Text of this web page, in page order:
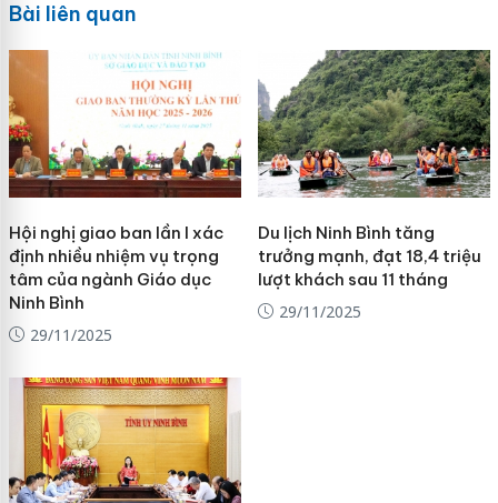
Bài liên quan
Hội nghị giao ban lần I xác
định nhiều nhiệm vụ trọng
tâm của ngành Giáo dục
Ninh Bình
29/11/2025
Du lịch Ninh Bình tăng
trưởng mạnh, đạt 18,4 triệu
lượt khách sau 11 tháng
29/11/2025